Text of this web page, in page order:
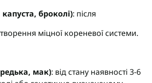
броколі): після
міцної кореневої системи.
мак): від стану наявності 3-6